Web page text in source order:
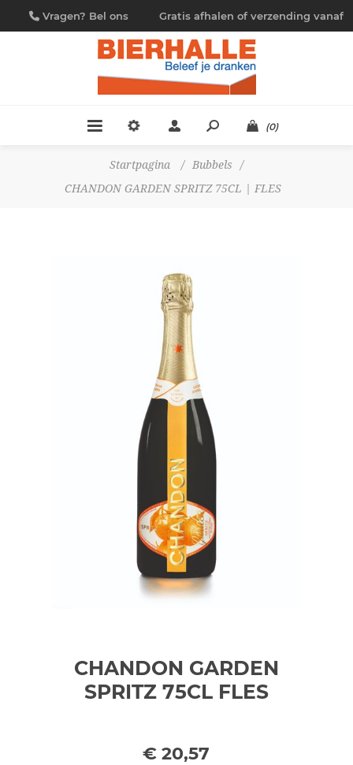
Vragen? Bel ons
09/230.88.44
Gratis afhalen of verzending vanaf
€ 4,95
(0)
Startpagina / Bubbels
/
CHANDON GARDEN SPRITZ 75CL | FLES
CHANDON GARDEN
SPRITZ 75CL FLES
€ 20,57